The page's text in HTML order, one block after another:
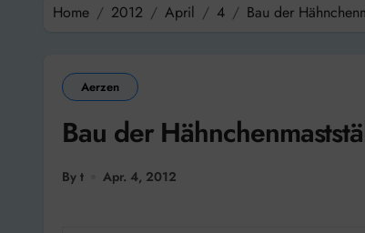
Home 2012 April 4 Bau der
Aerzen
Bau der
By t Apr. 4, 2012